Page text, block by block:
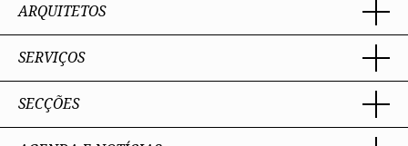
Legado
Estatuto e Regulamentos
Comissões Técnicas
Membros Honorários
Instrumentos de gestão
Trabalhar com Arquiteto
Porquê um Arquiteto
Boas práticas
PIAAP
Plataforma Integrada de Arquitetos da Administração Pública
ARQUITETOS
Portal dos Arquitectos
Sobre o Portal
Nacional
SERVIÇOS
Encomenda
Assessoria
SECÇÕES